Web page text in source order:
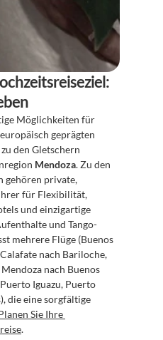
geprägten
Mendoza. Zu den
gehören private,
für Flexibilität,
und einzigartige
und Tango-
mehrere Flüge (Buenos
nach Bariloche,
nach Buenos
Iguazu, Puerto
die eine sorgfältige
Sie Ihre
.